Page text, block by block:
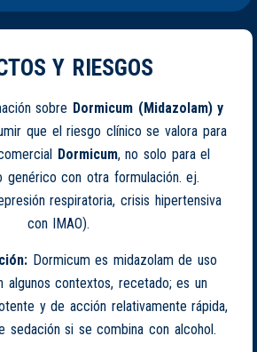
Y RIESGOS
sobre Dormicum (Midazolam) y
que el riesgo clínico se valora para
Dormicum, no solo para el
genérico con otra formulación. ej.
respiratoria, crisis hipertensiva
con IMAO).
Dormicum es midazolam de uso
algunos contextos, recetado; es un
y de acción relativamente rápida,
sedación si se combina con alcohol.